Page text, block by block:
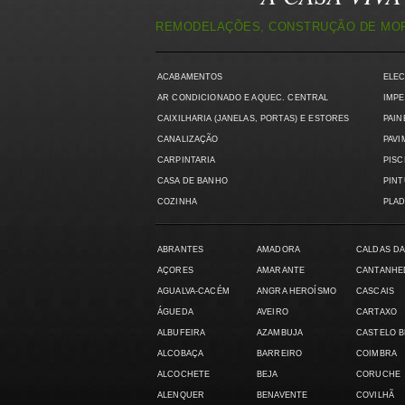
REMODELAÇÕES, CONSTRUÇÃO DE
ACABAMENTOS
AR CONDICIONADO E AQUEC. CENTRAL
CAIXILHARIA (JANELAS, PORTAS) E ESTORES
CANALIZAÇÃO
CARPINTARIA
CASA DE BANHO
COZINHA
ABRANTES
AÇORES
AGUALVA-CACÉM
ÁGUEDA
ALBUFEIRA
ALCOBAÇA
ALCOCHETE
ALENQUER
AMADORA
AMARANTE
ANGRA HEROÍSMO
AVEIRO
AZAMBUJA
BARREIRO
BEJA
BENAVENTE
CALDAS
CASCAIS
CARTAXO
CASTELO
COIMBRA
CORUCHE
COVILHÃ